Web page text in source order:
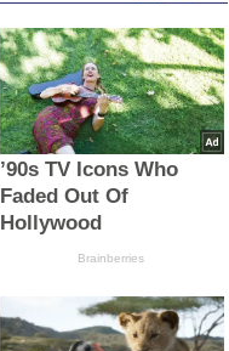
’90s TV Icons Who
Faded Out Of
Hollywood
Brainberries